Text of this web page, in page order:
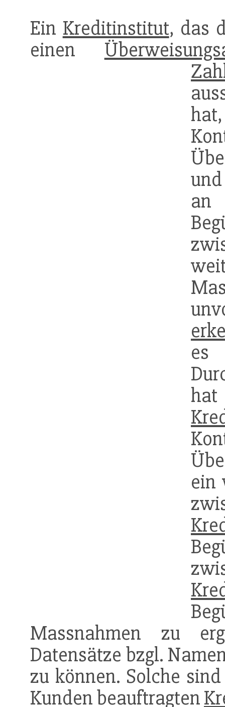
Ein Kreditinstitut, das
einen
es
ein
Massnahmen zu
Datensätze bzgl.
zu können. Solche
Kunden beauftragten